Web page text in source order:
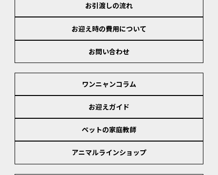
お引渡しの流れ
お迎え時の費用について
お問い合わせ
ワンニャンコラム
お迎えガイド
ペットの家庭教師
アニマルラインショップ